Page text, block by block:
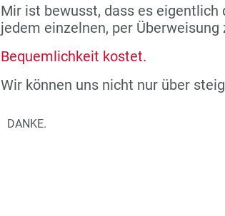
Mir ist bewusst, dass es eigentlich
jedem einzelnen, per Überweisung
Bequemlichkeit kostet.
Wir können uns nicht nur über
DANKE.